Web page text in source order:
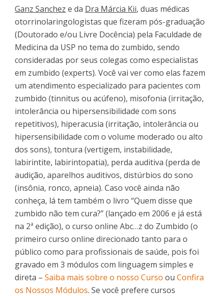
Ganz Sanchez e da Dra Márcia Kii, duas médicas
otorrinolaringologistas que fizeram pós-graduação
(Doutorado e/ou Livre Docência) pela Faculdade de
Medicina da USP no tema do zumbido, sendo
consideradas por seus colegas como especialistas
em zumbido (experts). Você vai ver como elas fazem
um atendimento especializado para pacientes com
zumbido (tinnitus ou acúfeno), misofonia (irritação,
intolerância ou hipersensibilidade com sons
repetitivos), hiperacusia (irritação, intolerância ou
hipersensibilidade com o volume moderado ou alto
dos sons), tontura (vertigem, instabilidade,
labirintite, labirintopatia), perda auditiva (perda de
audição, aparelhos auditivos, distúrbios do sono
(insônia, ronco, apneia). Caso você ainda não
conheça, lá tem também o livro “Quem disse que
zumbido não tem cura?” (lançado em 2006 e já está
na 2ª edição), o curso online Abc…z do Zumbido (o
primeiro curso online direcionado tanto para o
público como para profissionais de saúde, pois foi
gravado em 3 módulos com linguagem simples e
direta – Saiba mais sobre o nosso Curso ou Confira
os Nossos Módulos. Se você prefere cursos